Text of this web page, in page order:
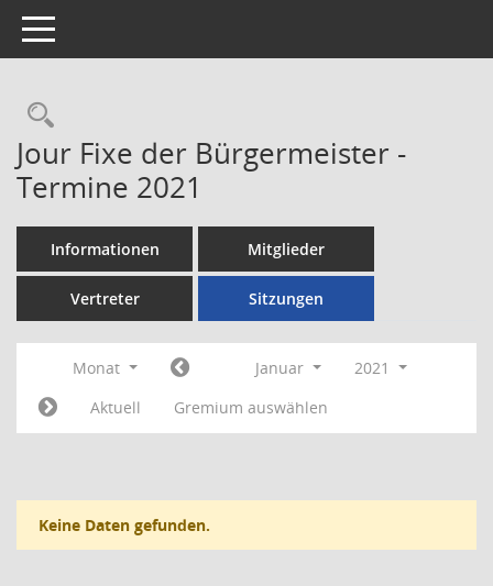
Toggle navigation
Rechercheauswahl
Jour Fixe der Bürgermeister -
Termine 2021
Informationen Mitglieder
Vertreter Sitzungen
Monat Januar
2021
Aktuell
Gremium auswählen
Keine Daten gefunden.